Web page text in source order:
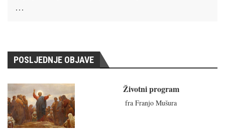
…
POSLJEDNJE OBJAVE
Životni program
fra Franjo Mušura